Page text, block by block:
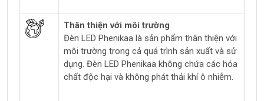
Thân thiện với môi trường
Đèn LED Phenikaa là sản phẩm thân thiện với
môi trường trong cả quá trình sản xuất và sử
dụng. Đèn LED Phenikaa không chứa các hóa
chất độc hại và không phát thải khí ô nhiễm.